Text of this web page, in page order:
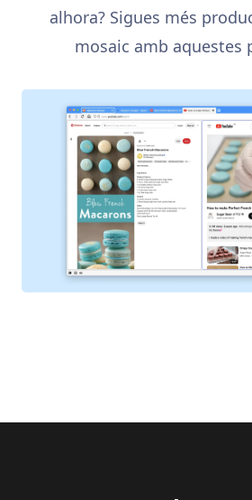
alhora? Sigues més
mosaic amb aquestes